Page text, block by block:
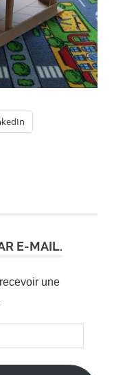
E-MAIL.
une